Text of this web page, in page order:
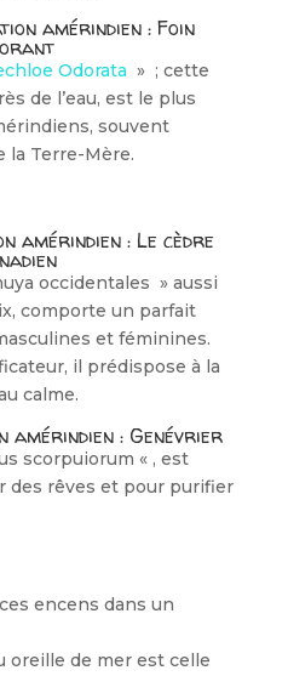
amérindien : Foin
Odorata » ; cette
de l’eau, est le plus
souvent
la Terre-Mère.
amérindien : Le cèdre
occidentales » aussi
comporte un parfait
et féminines.
il prédispose à la
calme.
: Genévrier
scorpuiorum « , est
des rêves et pour purifier
encens dans un
oreille de mer est celle